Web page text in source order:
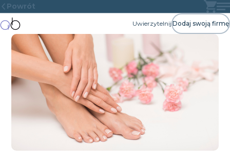
Powrót
UwierzytelnijDodaj swoją firmę